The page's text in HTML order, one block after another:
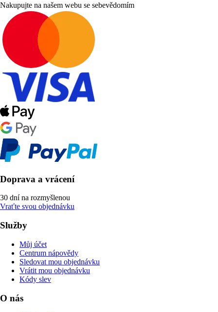
Nakupujte na našem webu se sebevědomím
Doprava a vrácení
30 dní na rozmyšlenou
Vraťte svou objednávku
Služby
Můj účet
Centrum nápovědy
Sledovat mou objednávku
Vrátit mou objednávku
Kódy slev
O nás